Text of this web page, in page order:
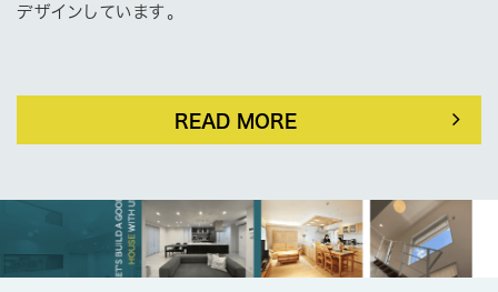
デザインしています。
READ MORE